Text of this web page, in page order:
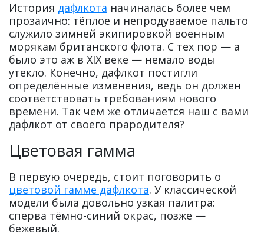
История дафлкота начиналась более чем
прозаично: тёплое и непродуваемое пальто
служило зимней экипировкой военным
морякам британского флота. С тех пор — а
было это аж в XIX веке — немало воды
утекло. Конечно, дафлкот постигли
определённые изменения, ведь он должен
соответствовать требованиям нового
времени. Так чем же отличается наш с вами
дафлкот от своего прародителя?
Цветовая гамма
В первую очередь, стоит поговорить о
цветовой гамме дафлкота. У классической
модели была довольно узкая палитра:
сперва тёмно-синий окрас, позже —
бежевый.